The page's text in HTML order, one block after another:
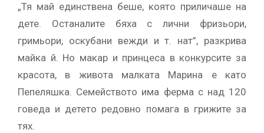
„Тя май единствена беше, която приличаше на
дете. Останалите бяха с лични фризьори,
гримьори, оскубани вежди и т. нат”, разкрива
майка й. Но макар и принцеса в конкурсите за
красота, в живота малката Марина е като
Пепеляшка. Семейството има ферма с над 120
говеда и детето редовно помага в грижите за
тях.